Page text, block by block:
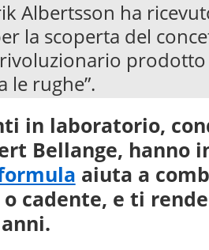
Albertsson ha
la scoperta del
prodotto
le rughe”.
in laboratorio,
Bellange, hanno
aiuta a
o cadente, e ti